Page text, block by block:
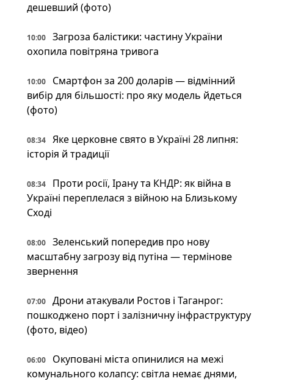
дешевший (фото)
10:00
Загроза балістики: частину України
охопила повітряна тривога
10:00
Смартфон за 200 доларів — відмінний
вибір для більшості: про яку модель йдеться
(фото)
08:34
Яке церковне свято в Україні 28 липня:
історія й традиції
08:34
Проти росії, Ірану та КНДР: як війна в
Україні переплелася з війною на Близькому
Сході
08:00
Зеленський попередив про нову
масштабну загрозу від путіна — термінове
звернення
07:00
Дрони атакували Ростов і Таганрог:
пошкоджено порт і залізничну інфраструктуру
(фото, відео)
06:00
Окуповані міста опинилися на межі
комунального колапсу: світла немає днями,